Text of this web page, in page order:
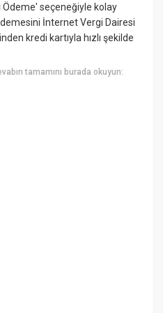
Ödeme' seçeneğiyle kolay
İnternet Vergi Dairesi
kredi kartıyla hızlı şekilde
tamamını burada okuyun: